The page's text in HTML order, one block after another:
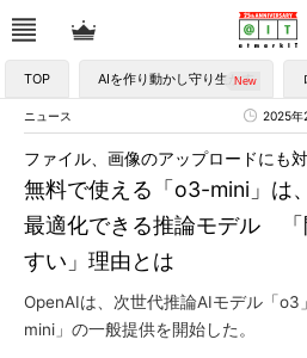
TOP AIを作り動かし守り生かす
ニュース 2025年
無料で使える「o3-mini」は
最適化できる推論モデル 「
すい」理由とは
ファイル、画像のアップロードにも
OpenAIは、次世代推論AIモデル「
mini」の一般提供を開始した。